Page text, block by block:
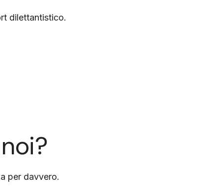
dilettantistico.
per davvero.